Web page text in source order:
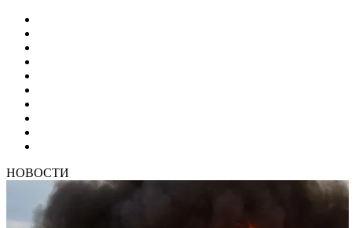
НОВОСТИ